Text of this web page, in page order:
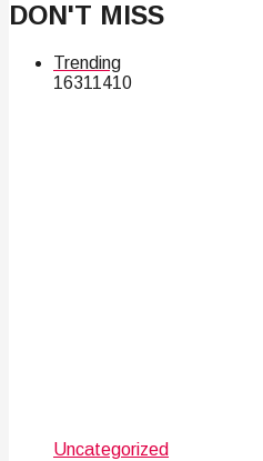
DON'T MISS
Trending
16311410
Uncategorized